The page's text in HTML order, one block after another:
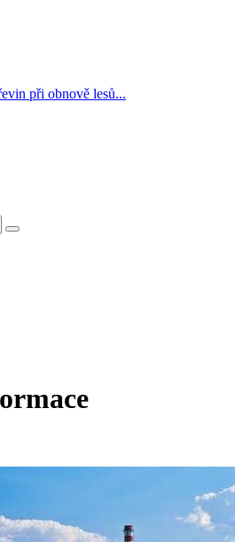
při obnově lesů...